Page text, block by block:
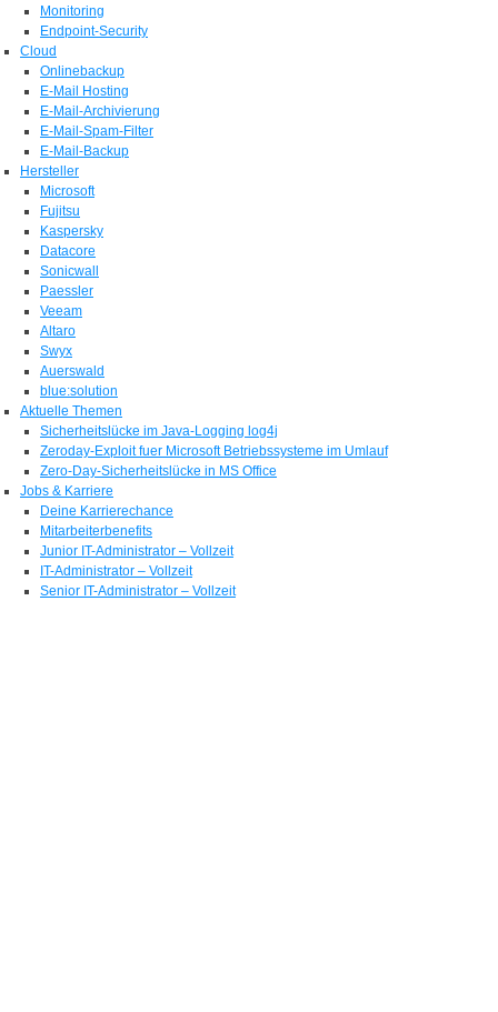
Monitoring
Endpoint-Security
Cloud
Onlinebackup
E-Mail Hosting
E-Mail-Archivierung
E-Mail-Spam-Filter
E-Mail-Backup
Hersteller
Microsoft
Fujitsu
Kaspersky
Datacore
Sonicwall
Paessler
Veeam
Altaro
Swyx
Auerswald
blue:solution
Aktuelle Themen
Sicherheitslücke im Java-Logging log4j
Zeroday-Exploit fuer Microsoft Betriebssysteme im Umlauf
Zero-Day-Sicherheitslücke in MS Office
Jobs & Karriere
Deine Karrierechance
Mitarbeiterbenefits
Junior IT-Administrator – Vollzeit
IT-Administrator – Vollzeit
Senior IT-Administrator – Vollzeit